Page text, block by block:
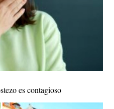
es contagioso